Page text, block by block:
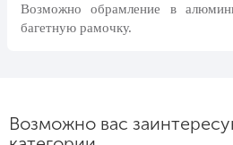
18 апреля, Дни исторического и
культурного наследия
9 мая, День Победы
Возможно обрамление в
багетную рамочку.
Возможно вас